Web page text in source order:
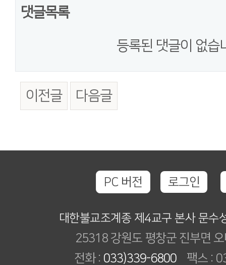
댓글목록
등록된 댓글이 없습
이전글 다음글
PC 버전 로그인
대한불교조계종 제4교구 본사 문수
25318 강원도 평창군 진부면
전화 : 033)339-6800 팩스 :